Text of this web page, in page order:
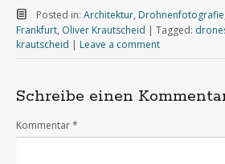
Posted in: Architektur, Drohnenfotografie
Frankfurt, Oliver Krautscheid | Tagged:
krautscheid | Leave a comment
Schreibe einen
Kommentar*